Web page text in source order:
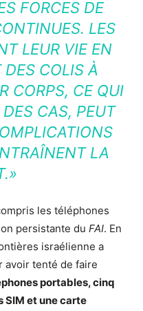
FORCES DE
LES
LEUR VIE EN
DES COLIS À
CORPS, CE QUI
CAS, PEUT
LA
les téléphones
persistante du FAI. En
israélienne a
avoir tenté de faire
portables, cinq
SIM et une carte